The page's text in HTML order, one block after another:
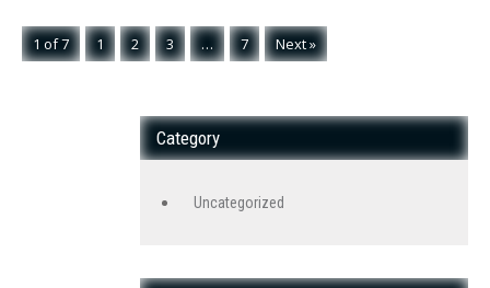
1 of 7 1 2 3 … 7 Next »
Category
Uncategorized